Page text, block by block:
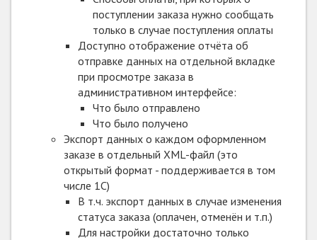
поступлении заказа нужно сообщать
только в случае поступления оплаты
Доступно отображение отчёта об
отправке данных на отдельной вкладке
при просмотре заказа в
административном интерфейсе:
Что было отправлено
Что было получено
Экспорт данных о каждом оформленном
заказе в отдельный XML-файл (это
открытый формат - поддерживается в том
числе 1С)
В т.ч. экспорт данных в случае изменения
статуса заказа (оплачен, отменён и т.п.)
Для настройки достаточно только